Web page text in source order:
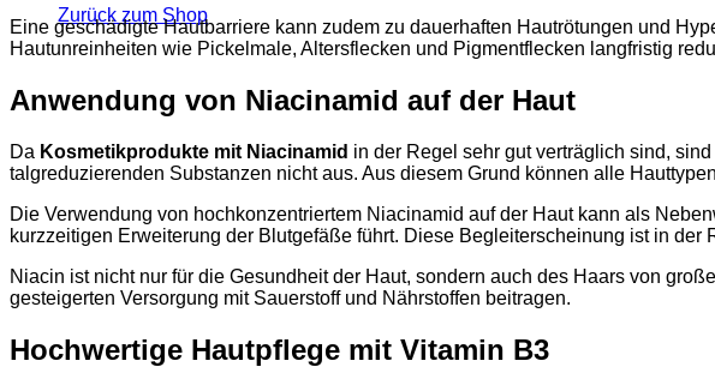
Zurück zum Shop
Eine geschädigte Hautbarriere kann zudem zu dauerhaften Hautrötungen und
Hautunreinheiten wie Pickelmale, Altersflecken und Pigmentflecken langfristig
Anwendung von Niacinamid auf der Haut
Da Kosmetikprodukte mit Niacinamid in der Regel sehr gut verträglich sind,
talgreduzierenden Substanzen nicht aus. Aus diesem Grund können alle
Die Verwendung von hochkonzentriertem Niacinamid auf der Haut kann als
kurzzeitigen Erweiterung der Blutgefäße führt. Diese Begleiterscheinung ist in
Niacin ist nicht nur für die Gesundheit der Haut, sondern auch des Haars von
gesteigerten Versorgung mit Sauerstoff und Nährstoffen beitragen.
Hochwertige Hautpflege mit Vitamin B3